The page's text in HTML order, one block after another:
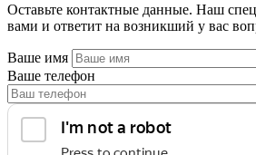
Оставьте контактные данные. Наш
вами и ответит на возникший у вас
Ваше имя
Ваше телефон